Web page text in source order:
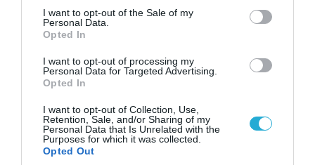
consent section.
I want to opt-out of the Sale of my
Personal Data.
Opted In
I want to opt-out of processing my
Personal Data for Targeted Advertising.
Opted In
I want to opt-out of Collection, Use,
Retention, Sale, and/or Sharing of my
Personal Data that Is Unrelated with the
Purposes for which it was collected.
Opted Out